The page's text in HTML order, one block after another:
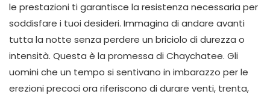
le prestazioni ti garantisce la resistenza necessaria per
soddisfare i tuoi desideri. Immagina di andare avanti
tutta la notte senza perdere un briciolo di durezza o
intensità. Questa è la promessa di Chaychatee. Gli
uomini che un tempo si sentivano in imbarazzo per le
erezioni precoci ora riferiscono di durare venti, trenta,